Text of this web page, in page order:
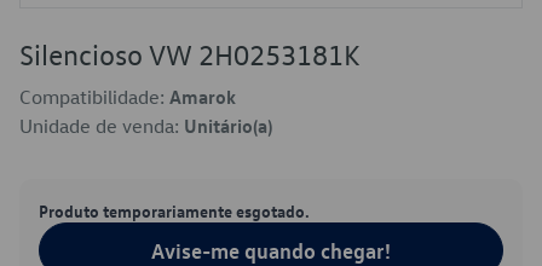
Silencioso VW 2H0253181K
Compatibilidade: Amarok
Unidade de venda: Unitário(a)
Produto temporariamente esgotado.
Avise-me quando chegar!